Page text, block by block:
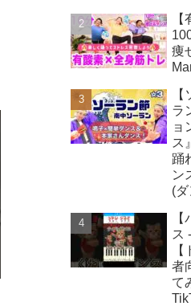
痩
ラ
ョ
ス
踊
ン
(
ス
者
て